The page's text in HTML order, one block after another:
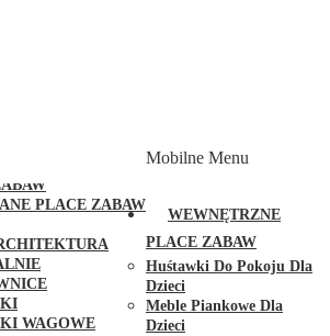
PLACE ZABAW
WAGOWE
Mobilne Menu
WEWNĘTRZNE
PLACE ZABAW
Huśtawki Do Pokoju Dla
Dzieci
Meble Piankowe Dla
Dzieci